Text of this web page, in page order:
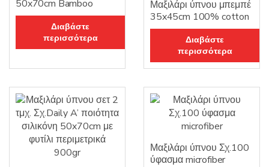
50x70cm Bamboo
Διαβάστε
περισσότερα
Μαξιλάρι ύπνου μπεμπέ
35x45cm 100% cotton
Διαβάστε
περισσότερα
Μαξιλάρι ύπνου Σχ.100
ύφασμα microfiber